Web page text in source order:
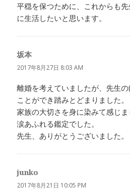
平穏を保つために、これからも
に生活したいと思います。
坂本
り:
2017年8月27日 8:03 AM
離婚を考えていましたが、先生
ことができ踏みとどまりました。
家族の大切さを身に染みて感じま
涙あふれる鑑定でした。
先生、ありがとうございました。
junko
り:
2017年8月21日 10:05 PM